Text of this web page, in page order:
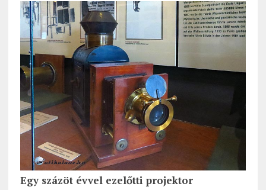
Egy százöt évvel ezelőtti projektor